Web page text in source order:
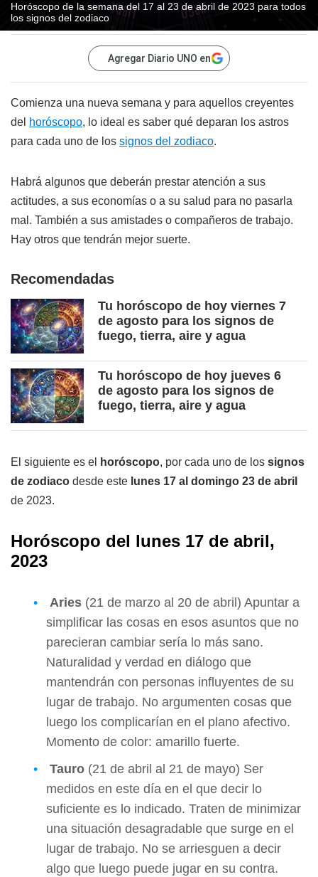
Horóscopo de la semana del 17 al 23 de abril de 2023 para todos
los signos del zodiaco
Agregar Diario UNO en
Comienza una nueva semana y para aquellos creyentes
del horóscopo, lo ideal es saber qué deparan los astros
para cada uno de los signos del zodiaco.
Habrá algunos que deberán prestar atención a sus
actitudes, a sus economías o a su salud para no pasarla
mal. También a sus amistades o compañeros de trabajo.
Hay otros que tendrán mejor suerte.
Recomendadas
Tu horóscopo de hoy viernes 7
de agosto para los signos de
fuego, tierra, aire y agua
Tu horóscopo de hoy jueves 6
de agosto para los signos de
fuego, tierra, aire y agua
El siguiente es el horóscopo, por cada uno de los signos
de zodiaco desde este lunes 17 al domingo 23 de abril
de 2023.
Horóscopo del lunes 17 de abril,
2023
Aries (21 de marzo al 20 de abril) Apuntar a
simplificar las cosas en esos asuntos que no
parecieran cambiar sería lo más sano.
Naturalidad y verdad en diálogo que
mantendrán con personas influyentes de su
lugar de trabajo. No argumenten cosas que
luego los complicarían en el plano afectivo.
Momento de color: amarillo fuerte.
Tauro (21 de abril al 21 de mayo) Ser
medidos en este día en el que decir lo
suficiente es lo indicado. Traten de minimizar
una situación desagradable que surge en el
lugar de trabajo. No se arriesguen a decir
algo que luego puede jugar en su contra.